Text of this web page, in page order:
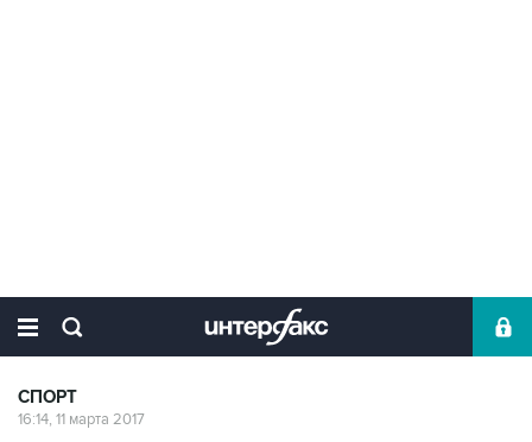
СПОРТ
16:14, 11 марта 2017